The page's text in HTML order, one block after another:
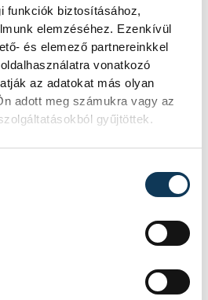
funkciók biztosításához,
elemzéséhez. Ezenkívül
és elemező partnereinkkel
vonatkozó
az adatokat más olyan
adott meg számukra vagy az
gyűjtöttek.